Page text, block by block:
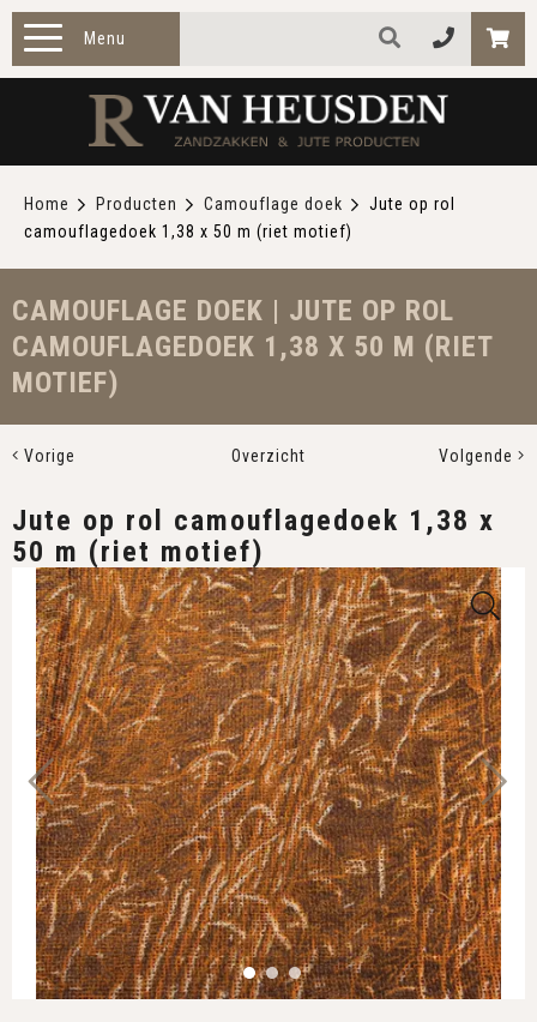
Menu
ZAKELIJK
TOEPASSINGEN
OVER ONS
Home Producten Camouflage doek
Jute op rol
camouflagedoek 1,38 x 50 m (riet motief)
CAMOUFLAGE DOEK | JUTE OP ROL
CAMOUFLAGEDOEK 1,38 X 50 M (RIET
MOTIEF)
Vorige Overzicht Volgende
Jute op rol camouflagedoek 1,38 x
50 m (riet motief)